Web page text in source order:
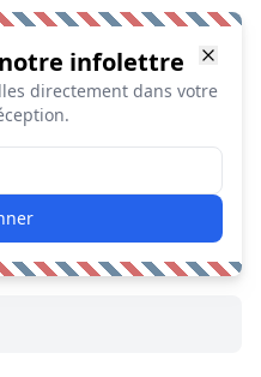
infolettre
directement dans votre